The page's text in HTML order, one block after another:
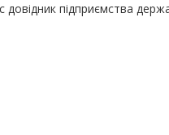
довідник підприємства